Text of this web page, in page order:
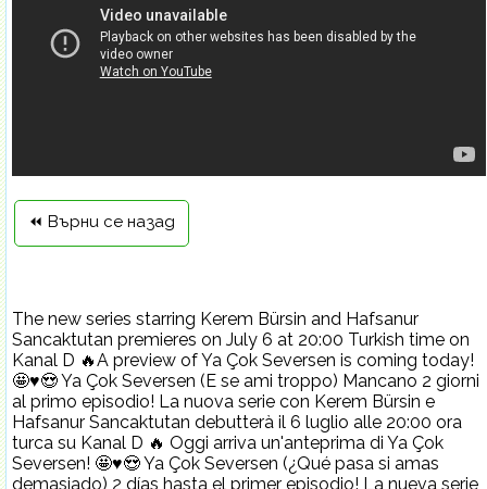
⏪ Върни се назад
The new series starring Kerem Bürsin and Hafsanur
Sancaktutan premieres on July 6 at 20:00 Turkish time on
Kanal D 🔥A preview of Ya Çok Seversen is coming today!
🤩♥️😍 Ya Çok Seversen (E se ami troppo) Mancano 2 giorni
al primo episodio! La nuova serie con Kerem Bürsin e
Hafsanur Sancaktutan debutterà il 6 luglio alle 20:00 ora
turca su Kanal D 🔥 Oggi arriva un'anteprima di Ya Çok
Seversen! 🤩♥️😍 Ya Çok Seversen (¿Qué pasa si amas
demasiado) 2 días hasta el primer episodio! La nueva serie